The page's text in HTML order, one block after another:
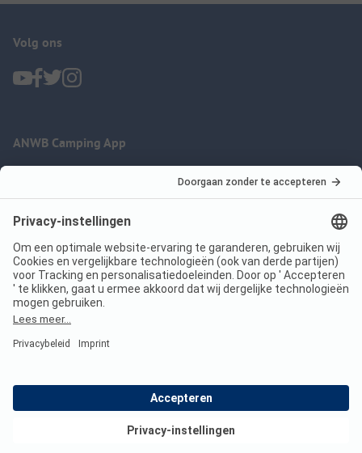
Volg ons
ANWB Camping App
Imprint
Jouw privacy
Voorwaarden
Wet digitale diensten